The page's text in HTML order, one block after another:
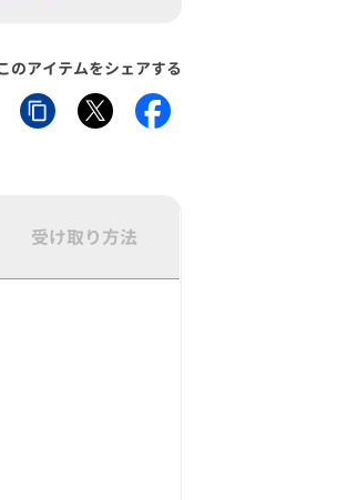
のアイテムをシェアする
受け取り方法